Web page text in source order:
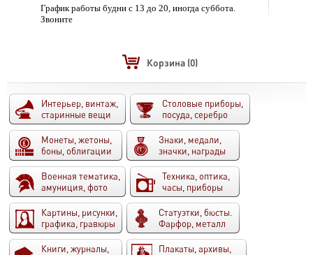
График работы будни с 13 до 20, иногда суббота.
Звоните
Корзина (0)
Интерьер, винтаж,
старинные вещи
Столовые приборы,
посуда, серебро
Монеты, жетоны,
боны, облигации
Знаки, медали,
значки, награды
Военная тематика,
амуниция, фото
Техника, оптика,
часы, приборы
Картины, рисунки,
графика, гравюры
Статуэтки, бюсты.
Фарфор, металл
Книги, журналы,
Плакаты, архивы,